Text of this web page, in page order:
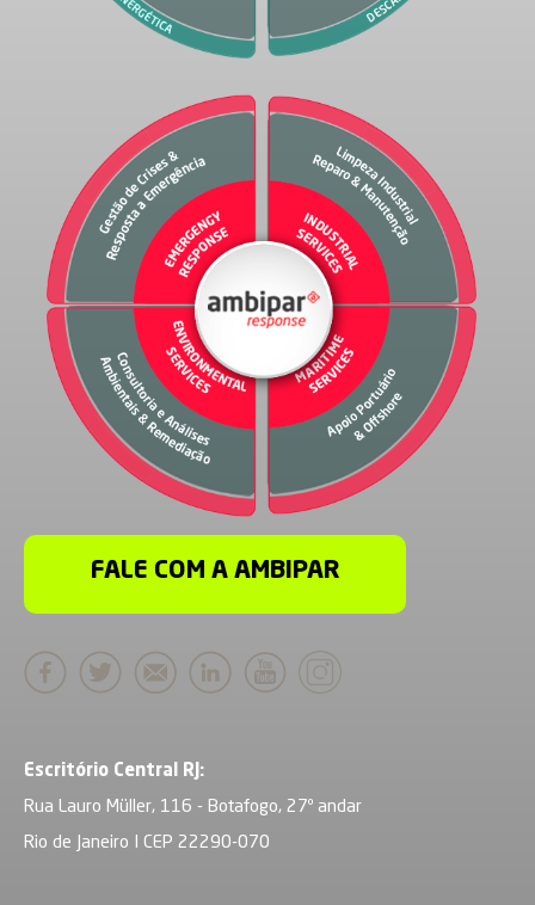
FALE COM A AMBIPAR
Escritório Central RJ:
Rua Lauro Müller, 116 - Botafogo, 27º andar
Rio de Janeiro I CEP 22290-070